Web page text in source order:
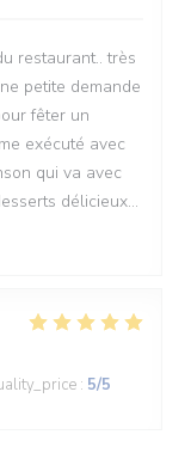
restaurant.. très
petite demande
fêter un
exécuté avec
qui va avec
délicieux...
: 5/5